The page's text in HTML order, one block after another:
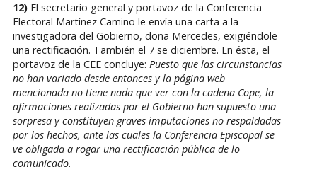
12)El secretario general y portavoz de la Conferencia
Electoral Martínez Camino le envía una carta a la
investigadora del Gobierno, doña Mercedes, exigiéndole
una rectificación. También el 7 se diciembre. En ésta, el
portavoz de la CEE concluye: Puesto que las circunstancias
no han variado desde entonces y la página web
mencionada no tiene nada que ver con la cadena Cope, la
afirmaciones realizadas por el Gobierno han supuesto una
sorpresa y constituyen graves imputaciones no respaldadas
por los hechos, ante las cuales la Conferencia Episcopal se
ve obligada a rogar una rectificación pública de lo
comunicado.